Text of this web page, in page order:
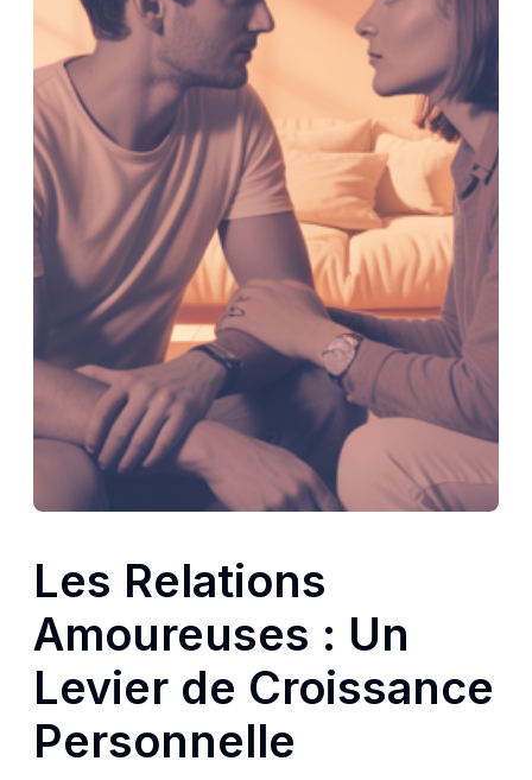
Les Relations
Amoureuses : Un
Levier de Croissance
Personnelle